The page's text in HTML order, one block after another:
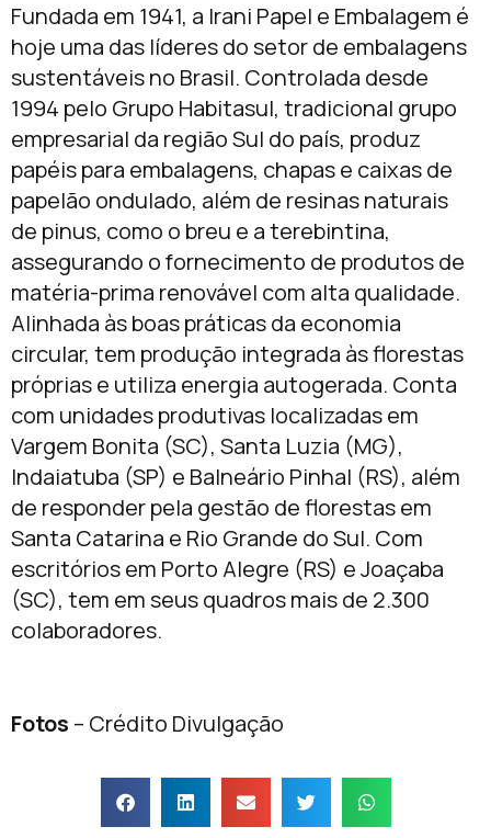
Fundada em 1941, a Irani Papel e Embalagem é
hoje uma das líderes do setor de embalagens
sustentáveis no Brasil. Controlada desde
1994 pelo Grupo Habitasul, tradicional grupo
empresarial da região Sul do país, produz
papéis para embalagens, chapas e caixas de
papelão ondulado, além de resinas naturais
de pinus, como o breu e a terebintina,
assegurando o fornecimento de produtos de
matéria-prima renovável com alta qualidade.
Alinhada às boas práticas da economia
circular, tem produção integrada às florestas
próprias e utiliza energia autogerada. Conta
com unidades produtivas localizadas em
Vargem Bonita (SC), Santa Luzia (MG),
Indaiatuba (SP) e Balneário Pinhal (RS), além
de responder pela gestão de florestas em
Santa Catarina e Rio Grande do Sul. Com
escritórios em Porto Alegre (RS) e Joaçaba
(SC), tem em seus quadros mais de 2.300
colaboradores.
Fotos – Crédito Divulgação